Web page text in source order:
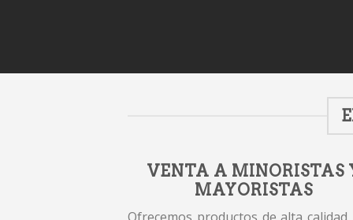
VENTA A MINORISTAS
MAYORISTAS